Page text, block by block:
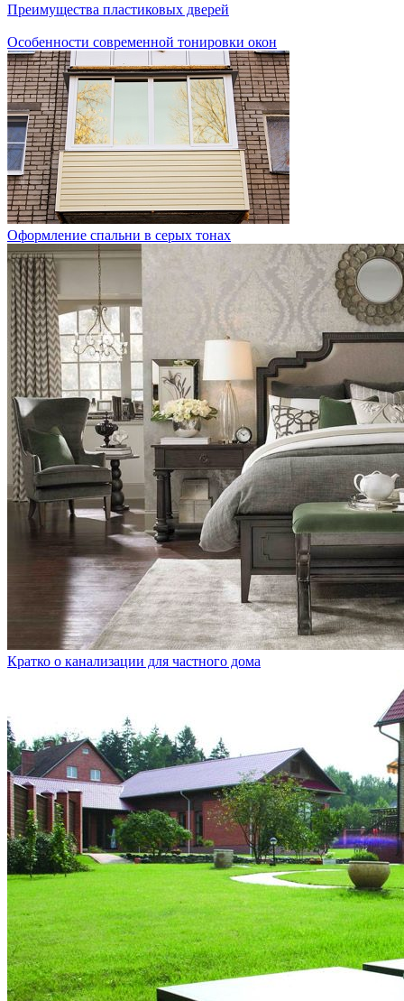
Преимущества пластиковых дверей
Особенности современной тонировки окон
Оформление спальни в серых тонах
Кратко о канализации для частного дома